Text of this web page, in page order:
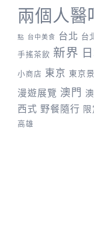
兩個人醫
點 台中美食 台北 台
手搖茶飲 新界
小商店 東京 東京
漫遊展覽 澳門
西式 野餐隨行
高雄